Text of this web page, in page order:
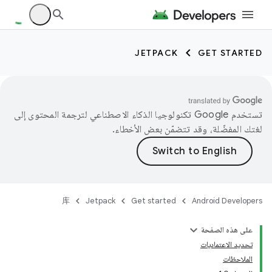
GET STARTED
JETPACK
تستخدم Google تكنولوجيا الذكاء الاصطناعي لترجمة المحتوى إلى
لغتك المفضّلة، وقد تتضمّن بعض الأخطاء.
Android Developers
Get started
Jetpack
库
على هذه الصفحة
تحديد الاعتماديات
الملاحظات